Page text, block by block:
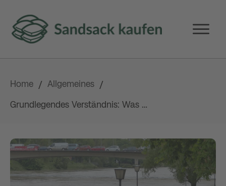
Home / Allgemeines /
Grundlegendes Verständnis: Was ist ein Elementarschaden?